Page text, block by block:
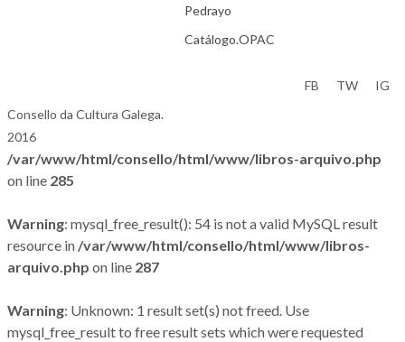
Pedrayo
Catálogo.OPAC
Consello da Cultura Galega.
2016
FB TW IG
/var/www/html/consello/html/www/libros-arquivo.php
on line 285
Warning: mysql_free_result(): 54 is not a valid MySQL result
resource in /var/www/html/consello/html/www/libros-
arquivo.php on line 287
Warning: Unknown: 1 result set(s) not freed. Use
mysql_free_result to free result sets which were requested